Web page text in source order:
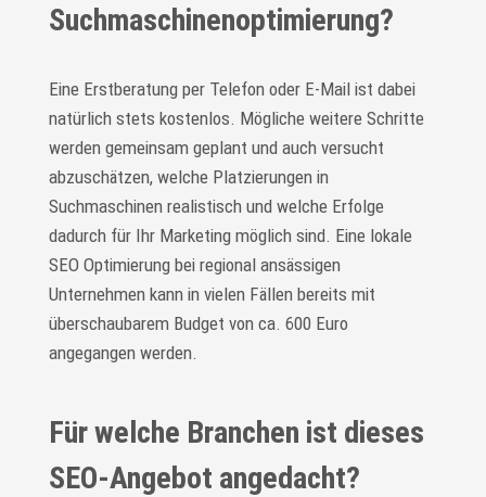
Suchmaschinenoptimierung?
Eine Erstberatung per Telefon oder E-Mail ist dabei
natürlich stets kostenlos. Mögliche weitere Schritte
werden gemeinsam geplant und auch versucht
abzuschätzen, welche Platzierungen in
Suchmaschinen realistisch und welche Erfolge
dadurch für Ihr Marketing möglich sind. Eine lokale
SEO Optimierung bei regional ansässigen
Unternehmen kann in vielen Fällen bereits mit
überschaubarem Budget von ca. 600 Euro
angegangen werden.
Für welche Branchen ist dieses
SEO-Angebot angedacht?